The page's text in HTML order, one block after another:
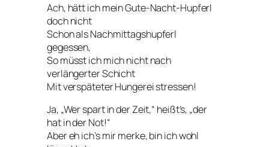
Ach, hätt ich mein Gute-Nacht-Hupferl
doch nicht
Schon als Nachmittagshupferl
gegessen,
So müsst ich mich nicht nach
verlängerter Schicht
Mit verspäteter Hungerei stressen!
Ja, „Wer spart in der Zeit,“ heißt’s, „der
hat in der Not!“
Aber eh ich’s mir merke, bin ich wohl